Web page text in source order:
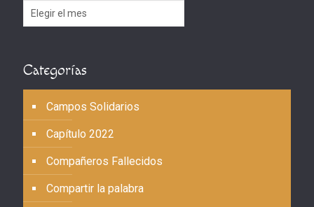
Archivos
Categorías
Campos Solidarios
Capítulo 2022
Compañeros Fallecidos
Compartir la palabra